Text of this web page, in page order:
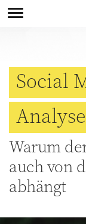
Social
Analyse
Warum
auch von
abhängt